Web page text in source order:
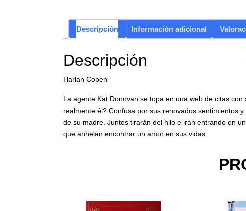
Descripción Información adicional
Descripción
Harlan Coben
La agente Kat Donovan se topa en una web de citas
realmente él? Confusa por sus renovados sentimientos
de su madre. Juntos tirarán del hilo e irán entrando en
que anhelan encontrar un amor en sus vidas.